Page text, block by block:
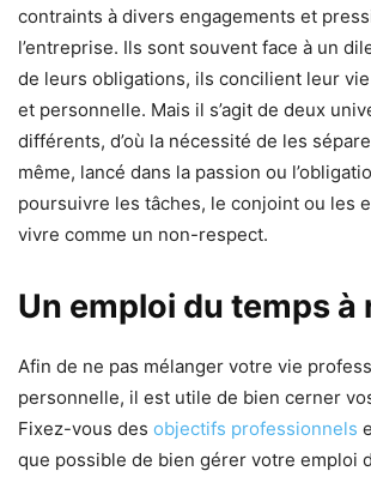
contraints à divers engagements et
l’entreprise. Ils sont souvent face à un
de leurs obligations, ils concilient leur
et personnelle. Mais il s’agit de deux
différents, d’où la nécessité de les
même, lancé dans la passion ou
poursuivre les tâches, le conjoint ou les
vivre comme un non-respect.
Un emploi du temps à
Afin de ne pas mélanger votre vie
personnelle, il est utile de bien cerner
Fixez-vous des objectifs professionnels
que possible de bien gérer votre emploi